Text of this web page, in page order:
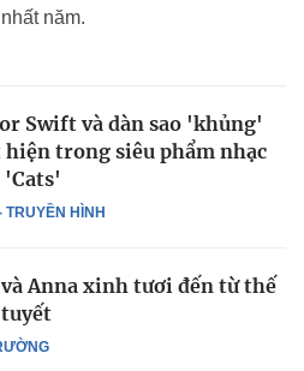
năm.
TRUYỀN HÌNH
Swift và dàn sao 'khủng'
hiện trong siêu phẩm nhạc
và Anna xinh tươi đến từ thế